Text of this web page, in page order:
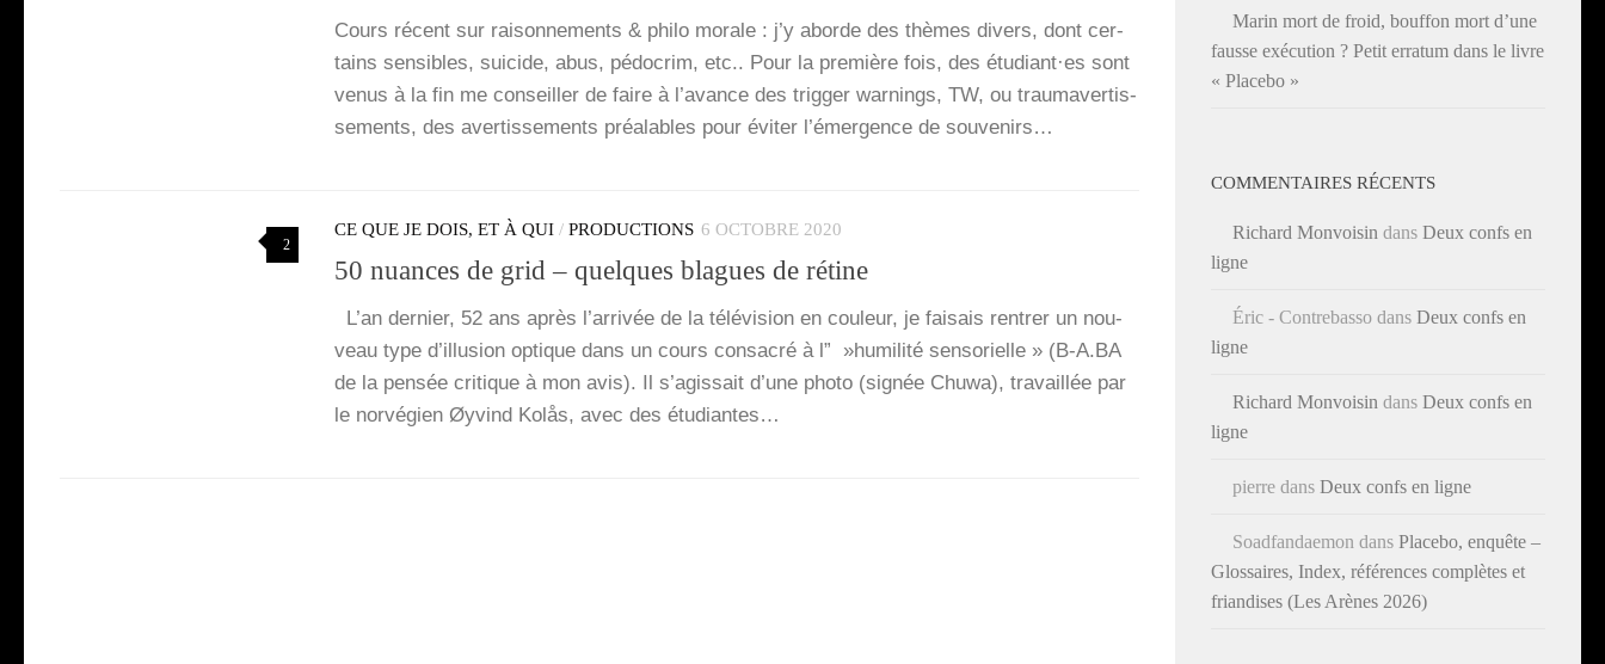
Cours récent sur rai­son­ne­ments & phi­lo morale : j’y aborde des thèmes divers, dont cer­
tains sen­sibles, sui­cide, abus, pédo­crim, etc.. Pour la pre­mière fois, des étudiant·es sont
venus à la fin me conseiller de faire à l’a­vance des trig­ger war­nings, TW, ou trau­ma­ver­tis­
se­ments, des aver­tis­se­ments préa­lables pour évi­ter l’é­mer­gence de sou­ve­nirs…
2
CE QUE JE DOIS, ET À QUI / PRODUCTIONS 6 OCTOBRE 2020
50 nuances de grid – quelques blagues de rétine
L’an der­nier, 52 ans après l’ar­ri­vée de la télé­vi­sion en cou­leur, je fai­sais ren­trer un nou­
veau type d’illu­sion optique dans un cours consa­cré à l” »humi­li­té sen­so­rielle » (B‑A.BA
de la pen­sée cri­tique à mon avis). Il s’a­gis­sait d’une pho­to (signée Chu­wa), tra­vaillée par
le nor­vé­gien Øyvind Kolås, avec des étu­diantes…
Marin mort de froid, bouffon mort d’une
fausse exécution ? Petit erratum dans le livre
« Placebo »
COMMENTAIRES RÉCENTS
Richard Monvoisin dans Deux confs en
ligne
Éric - Contrebasso dans Deux confs en
ligne
Richard Monvoisin dans Deux confs en
ligne
pierre dans Deux confs en ligne
Soadfandaemon dans Placebo, enquête –
Glossaires, Index, références complètes et
friandises (Les Arènes 2026)